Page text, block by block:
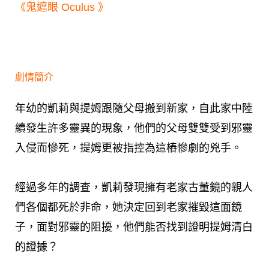
《鬼遮眼 Oculus 》
劇情簡介
年幼的凱莉與提姆跟隨父母搬到新家，自此家中陸
續發生許多靈異的現象，他們的父母雙雙受到邪靈
入侵而慘死，提姆更被指控為這樁慘劇的兇手。
經過多年的調查，凱莉發現擁有老家古董鏡的親人
們各個都死於非命，她決定回到老家摧毀這面鏡
子，面對邪靈的阻擾，他們能否找到證明提姆清白
的證據？